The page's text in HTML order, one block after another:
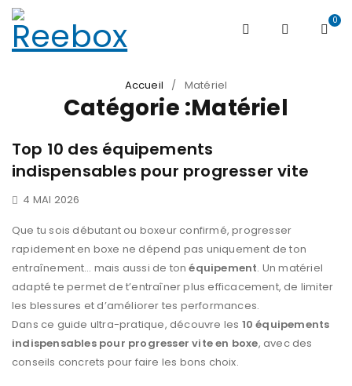
0
Accueil / Matériel
Catégorie :Matériel
Top 10 des équipements
indispensables pour progresser vite
4 MAI 2026
Que tu sois débutant ou boxeur confirmé, progresser
rapidement en boxe ne dépend pas uniquement de ton
entraînement… mais aussi de tonéquipement. Un matériel
adapté te permet de t’entraîner plus efficacement, de limiter
les blessures et d’améliorer tes performances.
Dans ce guide ultra-pratique, découvre les 10 équipements
indispensables pour progresser vite en boxe, avec des
conseils concrets pour faire les bons choix.